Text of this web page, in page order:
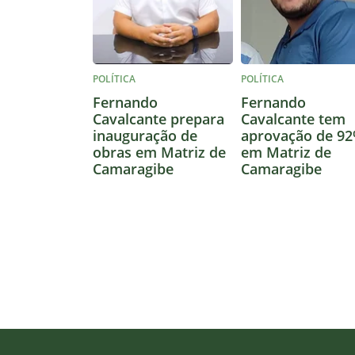
POLÍTICA
Fernando
Cavalcante prepara
inauguração de
obras em Matriz de
Camaragibe
POLÍTICA
Fernando
Cavalcante tem
aprovação de
em Matriz de
Camaragibe